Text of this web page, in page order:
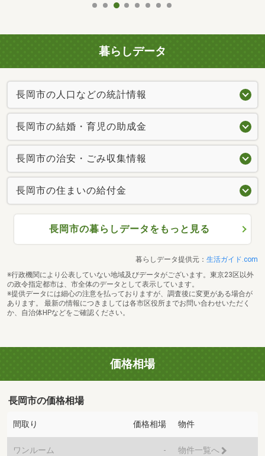
暮らしデータ
長岡市の人口などの統計情報
長岡市の結婚・育児の助成金
長岡市の治安・ごみ収集情報
長岡市の住まいの給付金
長岡市の暮らしデータをもっと見る
暮らしデータ提供元： 生活ガイド.com
※行政機関により公表していない地域及びデータがございます。東京23区以外
の政令指定都市は、市全体のデータとして表示しています。
※提供データには細心の注意を払っておりますが、調査後に変更がある場合が
あります。 最新の情報につきましては各市区役所までお問い合わせいただく
か、自治体HPなどをご確認ください。
価格相場
長岡市の価格相場
間取り 価格相場 物件
ワンルーム - 物件一覧へ